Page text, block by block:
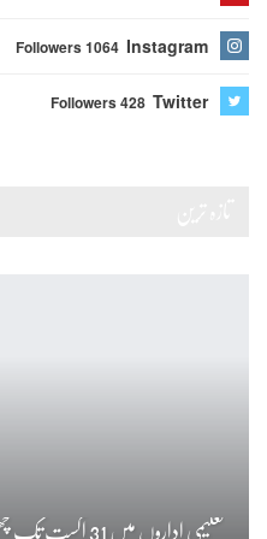
Instagram
Followers 1064
Twitter
Followers 428
تعلیمی اداروں